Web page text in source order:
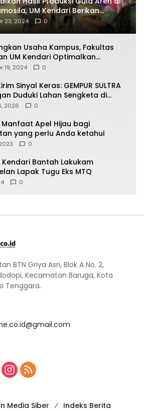
UM Kendari Berikan
Alat Produksi Modern
23, 2024 0
Usaha Kampus, Fakultas
UM Kendari Optimalkan
Lapangan Agribisnis
19, 2024 0
Sinyal Keras: GEMPUR SULTRA
Duduki Lahan Sengketa di
2026 0
Manfaat Apel Hijau bagi
yang perlu Anda ketahui
0
Kendari Bantah Lakukam
Lapak Tugu Eks MTQ
0
BTN Griya Asri, Blok A No. 2,
Kecamatan Baruga, Kota
Tenggara.
Media Siber Indeks Berita